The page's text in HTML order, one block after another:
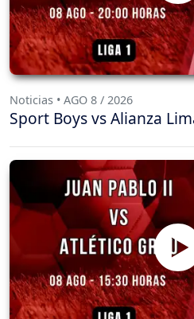
Noticias • AGO 8 / 2026
Sport Boys vs Alianza